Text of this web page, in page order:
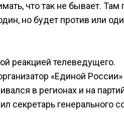
что так не бывает. Там
но будет против или
реакцией телеведущего.
«Единой России»
в регионах и на
секретарь генерального